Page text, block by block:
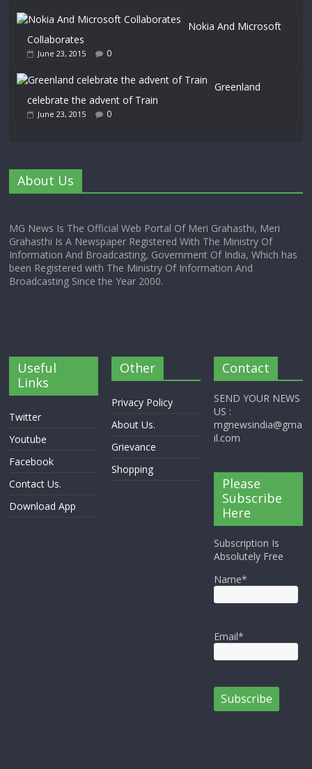
Nokia And Microsoft
Collaborates
June 23, 2015 0
Greenland
celebrate the advent of Train
June 23, 2015 0
About Us
MG News Is The Official Web Portal Of Meri Grahasthi, Meri
Grahasthi Is A Newspaper Registered With The Ministry Of
Information And Broadcasting, Government Of India, Which has
been Registered with The Ministry Of Information And
Broadcasting Since the Year 2000.
Useful
Links
Twitter
Youtube
Facebook
Contact Us.
Download App
Other
Privacy Policy
About Us.
Grievance
Shopping
Contact
SEND YOUR NEWS
US :
mgnewsindia@gma
il.com
Please
Subscribe
Here
Subscription Is
Absolutely Free
Name*
Email*